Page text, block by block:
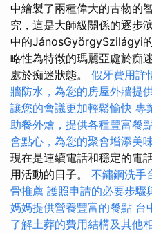
中繪製了兩種偉大的古物的
究，這是大師級關係的逐步
中的JánosGyörgySzilágyi
略性為特徵的瑪麗亞處於痴
處於痴迷狀態。 假牙費用詳
牆防水，為您的房屋外牆提
讓您的會議更加輕鬆愉快 專
助餐外燴，提供各種豐富餐
會點心，為您的聚會增添美
現在是連續電話和穩定的電
用活動的日子。 不鏽鋼洗手
骨推薦 護照申請的必要步驟
媽媽提供營養豐富的餐點 台
了解土葬的費用結構及其他